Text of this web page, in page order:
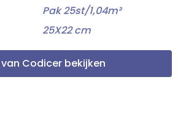
Pak 25st/1,04m²
25X22 cm
Codicer bekijken